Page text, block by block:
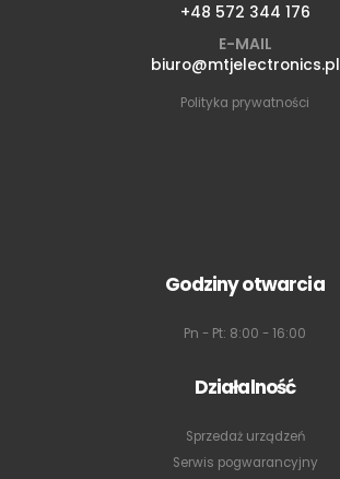
+48 572 344 176
E-MAIL
biuro@mtjelectronics.pl
Polityka prywatności
Godziny otwarcia
Pn - Pt: 8:00 - 16:00
Działalność
Sprzedaż urządzeń
Serwis pogwarancyjny